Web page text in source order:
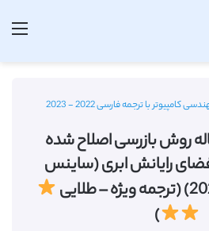
کامپیوتر با ترجمه فارسی 2022 - 2023
روش بازرسی اصلاح شده
رایانش ابری (ساینس
)